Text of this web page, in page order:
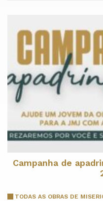
Campanha de
TODAS AS OBRAS DE